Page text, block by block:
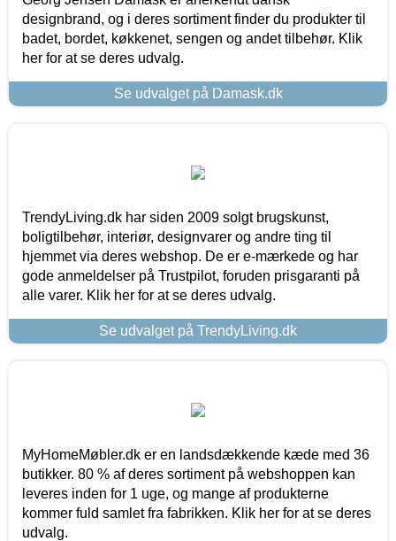
designbrand, og i deres sortiment finder du produkter til
badet, bordet, køkkenet, sengen og andet tilbehør. Klik
her for at se deres udvalg.
Se udvalget på Damask.dk
TrendyLiving.dk har siden 2009 solgt brugskunst,
boligtilbehør, interiør, designvarer og andre ting til
hjemmet via deres webshop. De er e-mærkede og har
gode anmeldelser på Trustpilot, foruden prisgaranti på
alle varer. Klik her for at se deres udvalg.
Se udvalget på TrendyLiving.dk
MyHomeMøbler.dk er en landsdækkende kæde med 36
butikker. 80 % af deres sortiment på webshoppen kan
leveres inden for 1 uge, og mange af produkterne
kommer fuld samlet fra fabrikken. Klik her for at se deres
udvalg.